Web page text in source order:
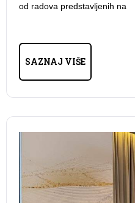
od radova predstavljenih na
SAZNAJ VIŠE